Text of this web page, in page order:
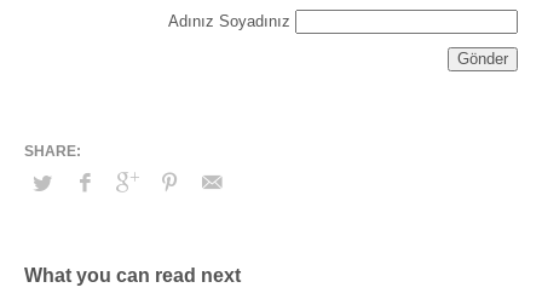
Adınız Soyadınız
What you can read next